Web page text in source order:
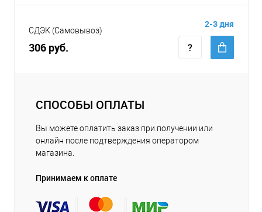
СДЭК (Самовывоз)
306 руб.
2-3 дня
СПОСОБЫ ОПЛАТЫ
Вы можете оплатить заказ при получении или
онлайн после подтверждения оператором
магазина.
Принимаем к оплате